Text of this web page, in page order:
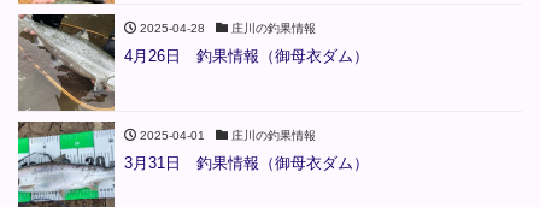
2025-04-28 庄川の釣果情報
4月26日 釣果情報（御母衣ダム）
2025-04-01 庄川の釣果情報
3月31日 釣果情報（御母衣ダム）